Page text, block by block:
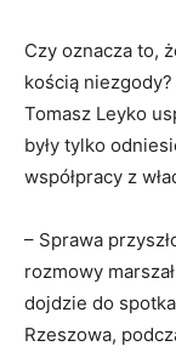
Czy oznacza to,
kością
Tomasz Leyko
były tylko
współpracy z
– Sprawa
rozmowy
dojdzie do
Rzeszowa,